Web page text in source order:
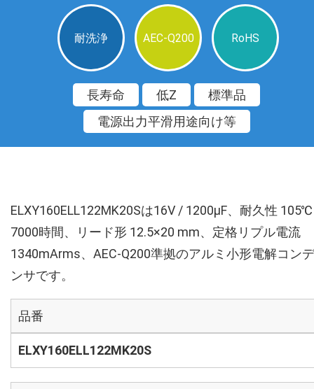
耐洗浄 AEC-Q200 RoHS
長寿命 低Z
標準品
電源出力平滑用途向け等
ELXY160ELL122MK20Sは16V / 1200µF、耐久性 105℃
7000時間、リード形 12.5×20 mm、定格リプル電流
1340mArms、AEC-Q200準拠のアルミ小形電解コンデ
ンサです。
品番
ELXY160ELL122MK20S